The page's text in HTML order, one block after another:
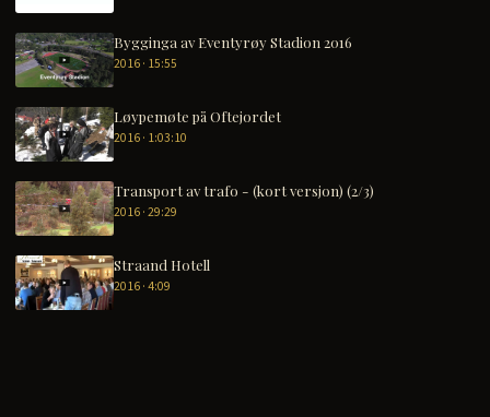
Bygginga av Eventyrøy Stadion 2016
2016 · 15:55
Løypemøte på Oftejordet
2016 · 1:03:10
Transport av trafo - (kort versjon) (2/3)
2016 · 29:29
Straand Hotell
2016 · 4:09